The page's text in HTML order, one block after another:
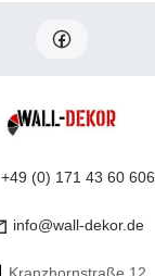
+49 (0) 171 43 60 606
info@wall-dekor.de